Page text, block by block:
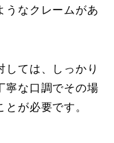
うなクレームがあ
しては、しっかり
寧な口調でその場
が必要です。